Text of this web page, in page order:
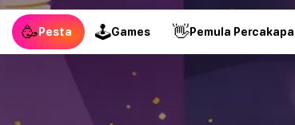
🥳Pesta 🕹Games 👋Pemula